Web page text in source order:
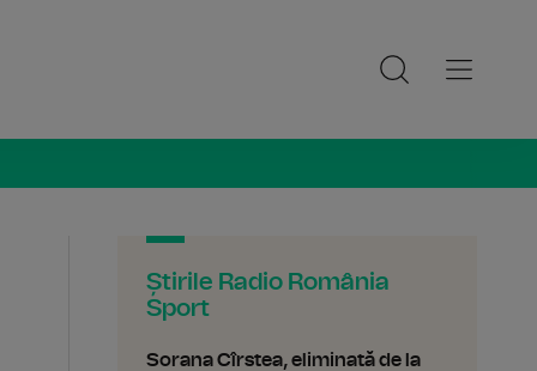
Știrile Radio România
Sport
Sorana Cîrstea, eliminată de la